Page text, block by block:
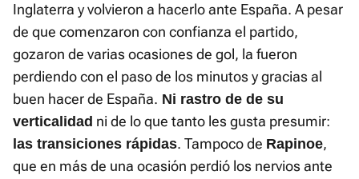
Inglaterra y volvieron a hacerlo ante España. A pesar
de que comenzaron con confianza el partido,
gozaron de varias ocasiones de gol, la fueron
perdiendo con el paso de los minutos y gracias al
buen hacer de España. Ni rastro de de su
verticalidad ni de lo que tanto les gusta presumir:
las transiciones rápidas. Tampoco de Rapinoe,
que en más de una ocasión perdió los nervios ante